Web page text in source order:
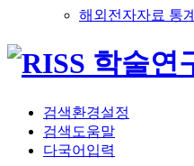
해외전자자료 통계
검색환경설정
검색도움말
다국어입력